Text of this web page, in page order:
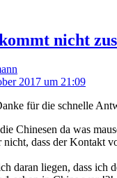
nicht
2017 um 21:09
für die schnelle
Chinesen da was
nicht, dass der Kontakt
daran liegen, dass ich